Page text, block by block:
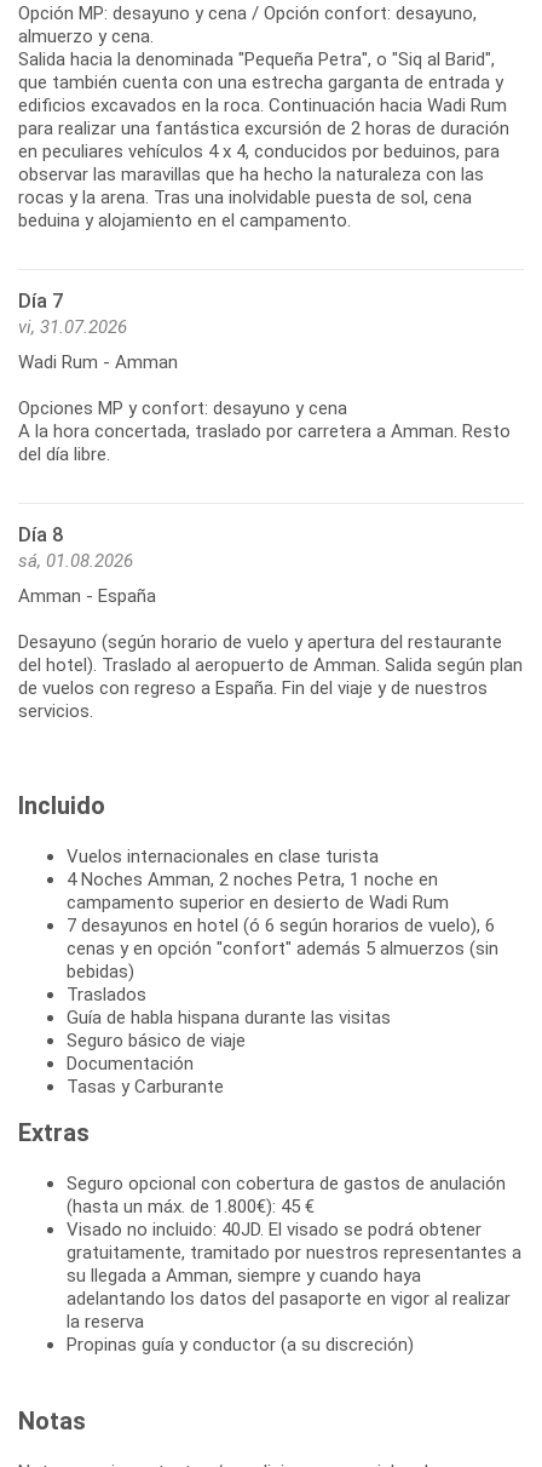
Opción MP: desayuno y cena / Opción confort: desayuno,
almuerzo y cena.
Salida hacia la denominada "Pequeña Petra", o "Siq al Barid",
que también cuenta con una estrecha garganta de entrada y
edificios excavados en la roca. Continuación hacia Wadi Rum
para realizar una fantástica excursión de 2 horas de duración
en peculiares vehículos 4 x 4, conducidos por beduinos, para
observar las maravillas que ha hecho la naturaleza con las
rocas y la arena. Tras una inolvidable puesta de sol, cena
beduina y alojamiento en el campamento.
Día 7
vi, 31.07.2026
Wadi Rum - Amman
Opciones MP y confort: desayuno y cena
A la hora concertada, traslado por carretera a Amman. Resto
Día 8
sá, 01.08.2026
Amman - España
Desayuno (según horario de vuelo y apertura del restaurante
del hotel). Traslado al aeropuerto de Amman. Salida según plan
de vuelos con regreso a España. Fin del viaje y de nuestros
servicios.
Incluido
Vuelos internacionales en clase turista
4 Noches Amman, 2 noches Petra, 1 noche en
campamento superior en desierto de Wadi Rum
7 desayunos en hotel (ó 6 según horarios de vuelo), 6
cenas y en opción "confort" además 5 almuerzos (sin
bebidas)
Traslados
Guía de habla hispana durante las visitas
Seguro básico de viaje
Documentación
Tasas y Carburante
Extras
Seguro opcional con cobertura de gastos de anulación
(hasta un máx. de 1.800€): 45 €
Visado no incluido: 40JD. El visado se podrá obtener
gratuitamente, tramitado por nuestros representantes a
su llegada a Amman, siempre y cuando haya
adelantando los datos del pasaporte en vigor al realizar
la reserva
Propinas guía y conductor (a su discreción)
Notas